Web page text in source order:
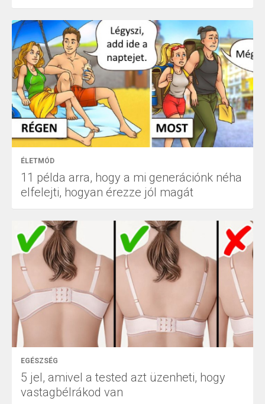
ÉLETMÓD
11 példa arra, hogy a mi generációnk néha
elfelejti, hogyan érezze jól magát
EGÉSZSÉG
5 jel, amivel a tested azt üzenheti, hogy
vastagbélrákod van